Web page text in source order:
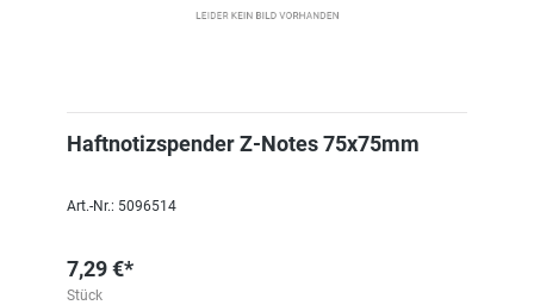
Haftnotizspender Z-Notes 75x75mm
Art.-Nr.: 5096514
7,29 €*
Stück